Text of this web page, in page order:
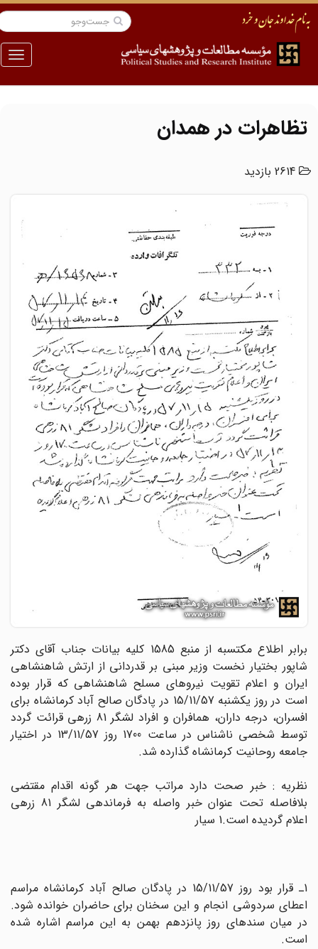
منو
تظاهرات در همدان
2614 بازدید
برابر اطلاع مکتسبه از منبع 1585 کلیه بیانات جناب آقاى دکتر
شاپور بختیار نخست وزیر مبنى بر قدردانى از ارتش شاهنشاهى
ایران و اعلام تقویت نیروهاى مسلح شاهنشاهى که قرار بوده
است در روز یکشنبه 15/11/57 در پادگان صالح ‏آباد کرمانشاه براى
افسران، درجه ‏داران، همافران و افراد لشگر 81 زرهى قرائت گردد
توسط شخصى ناشناس در ساعت 1700 روز 13/11/57 در اختیار
جامعه روحانیت کرمانشاه گذارده شد.
نظریه : خبر صحت دارد مراتب جهت هر گونه اقدام مقتضى
بلافاصله تحت عنوان خبر واصله به فرماندهى لشگر 81 زرهى
اعلام گردیده است.1 سیار
1ـ قرار بود روز 15/11/57 در پادگان صالح ‏آباد کرمانشاه مراسم
اعطاى سردوشى انجام و این سخنان براى حاضران خوانده شود.
در میان سندهاى روز پانزدهم بهمن به این مراسم اشاره شده
است.